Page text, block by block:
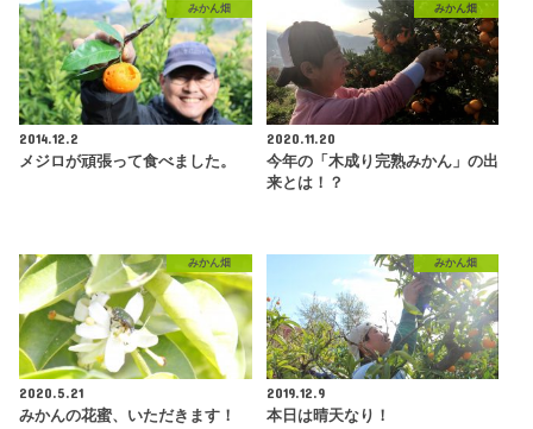
みかん畑
2014.12.2
メジロが頑張って食べました。
みかん畑
2020.11.20
今年の「木成り完熟みかん」の出
来とは！？
みかん畑
2020.5.21
みかんの花蜜、いただきます！
みかん畑
2019.12.9
本日は晴天なり！